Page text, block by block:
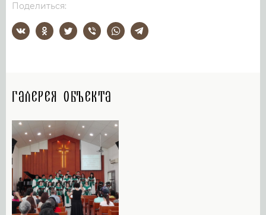
Поделиться:
Галерея объекта